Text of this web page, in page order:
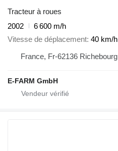
Tracteur à roues
2002
6 600 m/h
Vitesse de déplacement 40 km/h
France, Fr-62136 Richebourg
E-FARM GmbH